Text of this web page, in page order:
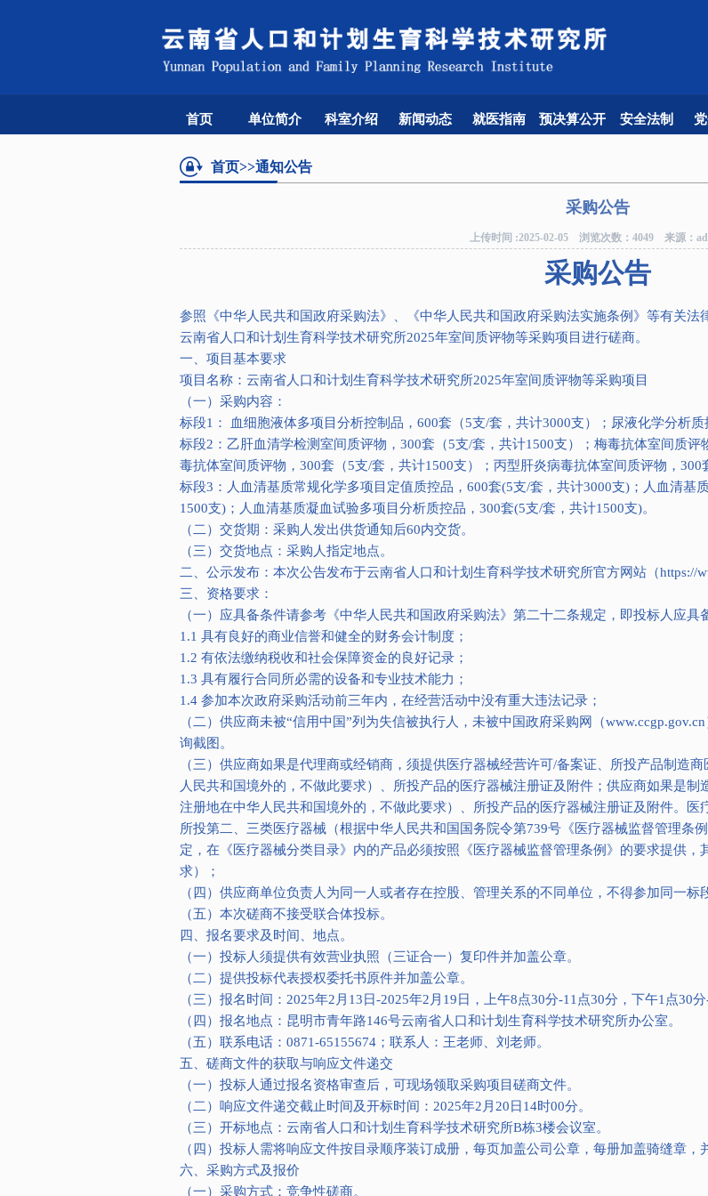
首页 单位简介 科室介绍 新闻动态 就医指南 预决算公开 安全法制
首页>>通知公告
采购公告
上传时间 :2025-02-05 浏览次数：4049 来源：
采购公告
参照《中华人民共和国政府采购法》、《中华人民共和国政府采购法实施条例》等有关
云南省人口和计划生育科学技术研究所2025年室间质评物等采购项目进行磋商。
一、项目基本要求
项目名称：云南省人口和计划生育科学技术研究所2025年室间质评物等采购项目
（一）采购内容：
标段1： 血细胞液体多项目分析控制品，600套（5支/套，共计3000支）；尿液化学分析质
标段2：乙肝血清学检测室间质评物，300套（5支/套，共计1500支）；梅毒抗体室间质
毒抗体室间质评物，300套（5支/套，共计1500支）；丙型肝炎病毒抗体室间质评物，300
标段3：人血清基质常规化学多项目定值质控品，600套(5支/套，共计3000支)；人血清基
1500支)；人血清基质凝血试验多项目分析质控品，300套(5支/套，共计1500支)。
（二）交货期：采购人发出供货通知后60内交货。
（三）交货地点：采购人指定地点。
二、公示发布：本次公告发布于云南省人口和计划生育科学技术研究所官方网站（https://
三、资格要求：
（一）应具备条件请参考《中华人民共和国政府采购法》第二十二条规定，即投标人应具
1.1 具有良好的商业信誉和健全的财务会计制度；
1.2 有依法缴纳税收和社会保障资金的良好记录；
1.3 具有履行合同所必需的设备和专业技术能力；
1.4 参加本次政府采购活动前三年内，在经营活动中没有重大违法记录；
（二）供应商未被“信用中国”列为失信被执行人，未被中国政府采购网（
询截图。
（三）供应商如果是代理商或经销商，须提供医疗器械经营许可/备案证、所投产品制造
人民共和国境外的，不做此要求）、所投产品的医疗器械注册证及附件；供应商如果是
注册地在中华人民共和国境外的，不做此要求）、所投产品的医疗器械注册证及附件。
所投第二、三类医疗器械（根据中华人民共和国国务院令第739号《医疗器械监督管理条
定，在《医疗器械分类目录》内的产品必须按照《医疗器械监督管理条例》的要求提供
求）；
（四）供应商单位负责人为同一人或者存在控股、管理关系的不同单位，不得参加同一标
（五）本次磋商不接受联合体投标。
四、报名要求及时间、地点。
（一）投标人须提供有效营业执照（三证合一）复印件并加盖公章。
（二）提供投标代表授权委托书原件并加盖公章。
（三）报名时间：2025年2月13日-2025年2月19日，上午8点30分-11点30分，下午1点30
（四）报名地点：昆明市青年路146号云南省人口和计划生育科学技术研究所办公室。
（五）联系电话：0871-65155674；联系人：王老师、刘老师。
五、磋商文件的获取与响应文件递交
（一）投标人通过报名资格审查后，可现场领取采购项目磋商文件。
（二）响应文件递交截止时间及开标时间：2025年2月20日14时00分。
（三）开标地点：云南省人口和计划生育科学技术研究所B栋3楼会议室。
（四）投标人需将响应文件按目录顺序装订成册，每页加盖公司公章，每册加盖骑缝章，
六、采购方式及报价
（一）采购方式：竞争性磋商。